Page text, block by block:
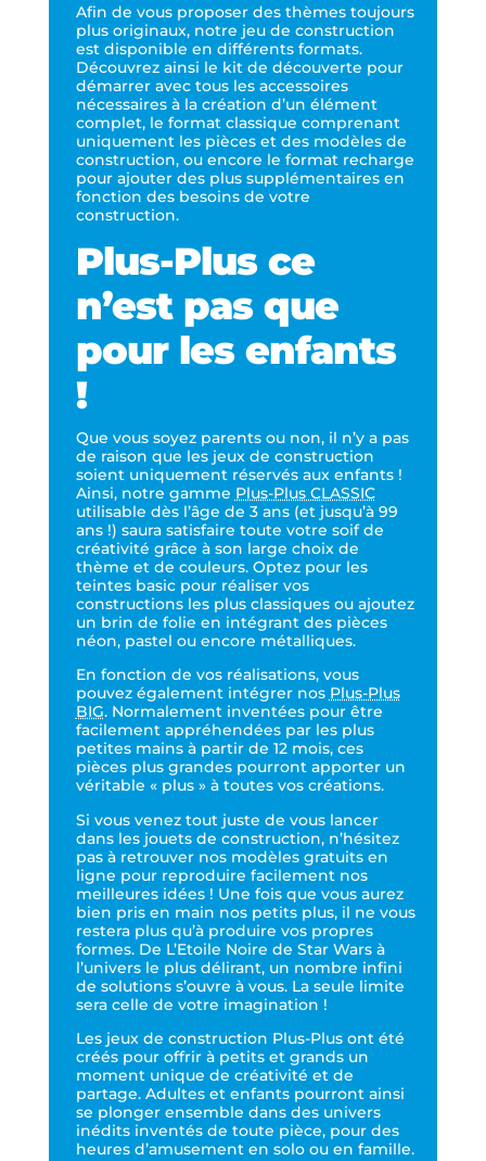
Afin de vous proposer des thèmes toujours
plus originaux, notre jeu de construction
est disponible en différents formats.
Découvrez ainsi le kit de découverte pour
démarrer avec tous les accessoires
nécessaires à la création d’un élément
complet, le format classique comprenant
uniquement les pièces et des modèles de
construction, ou encore le format recharge
pour ajouter des plus supplémentaires en
fonction des besoins de votre
construction.
Plus-Plus ce
n’est pas que
pour les enfants
!
Que vous soyez parents ou non, il n’y a pas
de raison que les jeux de construction
soient uniquement réservés aux enfants !
Ainsi, notre gamme Plus-Plus CLASSIC
utilisable dès l’âge de 3 ans (et jusqu’à 99
ans !) saura satisfaire toute votre soif de
créativité grâce à son large choix de
thème et de couleurs. Optez pour les
teintes basic pour réaliser vos
constructions les plus classiques ou ajoutez
un brin de folie en intégrant des pièces
néon, pastel ou encore métalliques.
En fonction de vos réalisations, vous
pouvez également intégrer nos Plus-Plus
BIG. Normalement inventées pour être
facilement appréhendées par les plus
petites mains à partir de 12 mois, ces
pièces plus grandes pourront apporter un
véritable « plus » à toutes vos créations.
Si vous venez tout juste de vous lancer
dans les jouets de construction, n’hésitez
pas à retrouver nos modèles gratuits en
ligne pour reproduire facilement nos
meilleures idées ! Une fois que vous aurez
bien pris en main nos petits plus, il ne vous
restera plus qu’à produire vos propres
formes. De L’Etoile Noire de Star Wars à
l’univers le plus délirant, un nombre infini
de solutions s’ouvre à vous. La seule limite
sera celle de votre imagination !
Les jeux de construction Plus-Plus ont été
créés pour offrir à petits et grands un
moment unique de créativité et de
partage. Adultes et enfants pourront ainsi
se plonger ensemble dans des univers
inédits inventés de toute pièce, pour des
heures d’amusement en solo ou en famille.